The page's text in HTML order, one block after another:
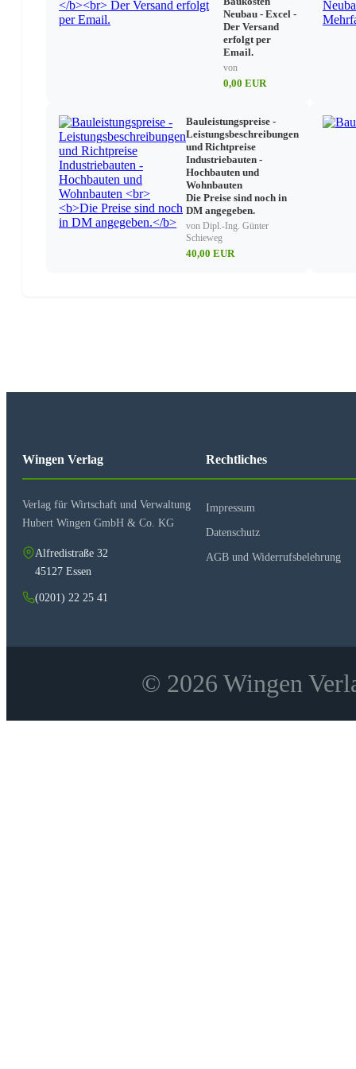
Bodenpflege: Gumminoppen- und Pastillenbeläge
Bodenpflege: Laminat
Neue Vorbeugungsmaßnahmen:
Möglichkeiten zur Geruchsneutralisation
Werkstoffuntersuchung nach Brandeinwirkung
Leitungswasserschäden
Trockenlegung von schwimmenden Estrichen
Trockenlegung von Holzbalkendecken
Trockenlegung von Wänden
Flachdachtrocknung
Ursachen von Leitungswasserschäden
Vorsorgemaßnahmen zur Vermeidung von
Sturm- und Hagelschäden
Eigenleistungen
Beispiel Schadenzusammenstellung nach Gewerken
Honorar der an der Schadensbeseitigung Beteiligten
Abschreibung „neu für alt“
Sonstige Gebühren
Behördliche Auflagen
Ausschlussbestimmungen auf einen Blick
Der Zustandswert von Hochbauwerken
Zustandswertverfahren
Elektroinstallationen
Vorbemessungen einer Holzbalkendecke
Neubau - Excel -
Der Versand
erfolgt per
Email.
von
0,00 EUR
Bauleistungspreise -
Leistungsbeschreibungen
und Richtpreise
Industriebauten -
Hochbauten und
Wohnbauten
Die Preise sind noch in
DM angegeben.
von Dipl.-Ing. Günter
Schieweg
40,00 EUR
Wingen Verlag
Verlag für Wirtschaft und Verwaltung
Hubert Wingen GmbH & Co. KG
Alfredistraße 32
45127 Essen
(0201) 22 25 41
Rechtliches
Impressum
Datenschutz
AGB und Widerrufsbelehrung
© 2026 Wingen